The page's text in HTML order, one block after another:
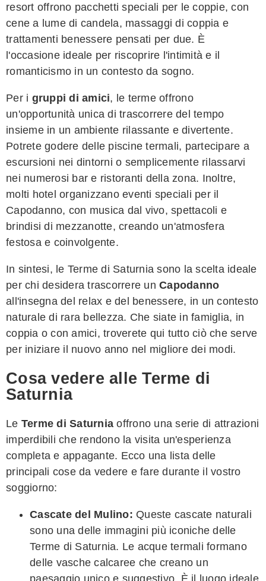
resort offrono pacchetti speciali per le coppie, con
cene a lume di candela, massaggi di coppia e
trattamenti benessere pensati per due. È
l'occasione ideale per riscoprire l'intimità e il
romanticismo in un contesto da sogno.
Per i gruppi di amici, le terme offrono
un'opportunità unica di trascorrere del tempo
insieme in un ambiente rilassante e divertente.
Potrete godere delle piscine termali, partecipare a
escursioni nei dintorni o semplicemente rilassarvi
nei numerosi bar e ristoranti della zona. Inoltre,
molti hotel organizzano eventi speciali per il
Capodanno, con musica dal vivo, spettacoli e
brindisi di mezzanotte, creando un'atmosfera
festosa e coinvolgente.
In sintesi, le Terme di Saturnia sono la scelta ideale
per chi desidera trascorrere un Capodanno
all'insegna del relax e del benessere, in un contesto
naturale di rara bellezza. Che siate in famiglia, in
coppia o con amici, troverete qui tutto ciò che serve
per iniziare il nuovo anno nel migliore dei modi.
Cosa vedere alle Terme di
Saturnia
Le Terme di Saturnia offrono una serie di attrazioni
imperdibili che rendono la visita un'esperienza
completa e appagante. Ecco una lista delle
principali cose da vedere e fare durante il vostro
soggiorno:
Cascate del Mulino: Queste cascate naturali
sono una delle immagini più iconiche delle
Terme di Saturnia. Le acque termali formano
delle vasche calcaree che creano un